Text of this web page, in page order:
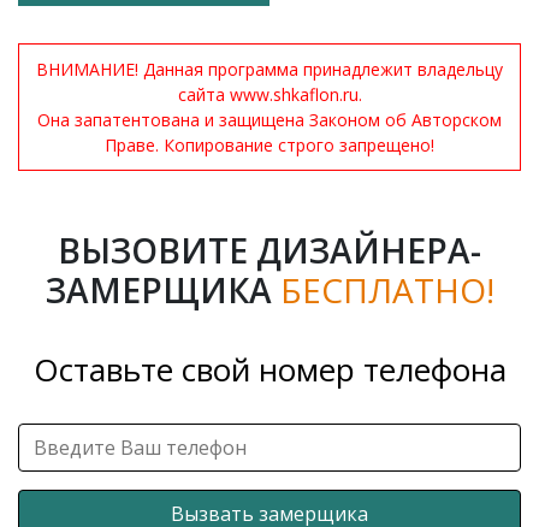
ВНИМАНИЕ! Данная программа принадлежит владельцу
сайта www.shkaflon.ru.
Она запатентована и защищена Законом об Авторском
Праве. Копирование строго запрещено!
ВЫЗОВИТЕ ДИЗАЙНЕРА-
ЗАМЕРЩИКА БЕСПЛАТНО!
Оставьте свой номер телефона
Вызвать замерщика